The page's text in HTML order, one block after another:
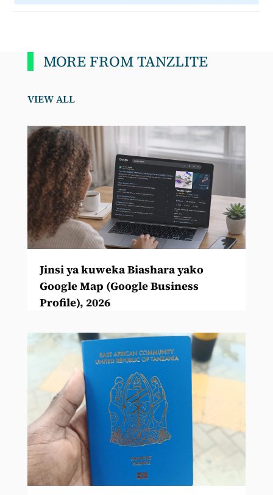
MORE FROM TANZLITE
VIEW ALL
Jinsi ya kuweka Biashara yako
Google Map (Google Business
Profile), 2026